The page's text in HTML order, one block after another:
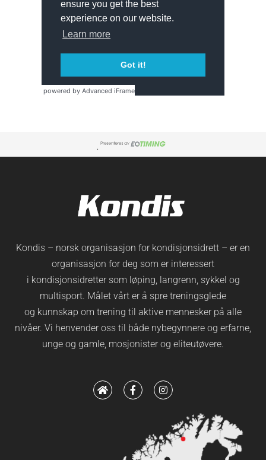
powered by Advanced iFrame
Kondis – norsk organisasjon for kondisjonsidrett – er en
organisasjon for deg som er interessert
i kondisjonsidretter som løping, langrenn, sykkel og
multisport. Målet vårt er å spre treningsglede
og kunnskap om trening til aktive mennesker på alle
nivåer. Vi henvender oss til både nybegynnere og erfarne,
unge og gamle, mosjonister og eliteutøvere.
H
o
m
F
a
c
k
I
n
s
g
r